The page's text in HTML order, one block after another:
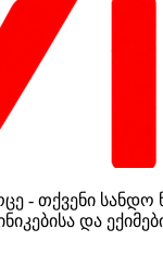
- თქვენი სანდო
და